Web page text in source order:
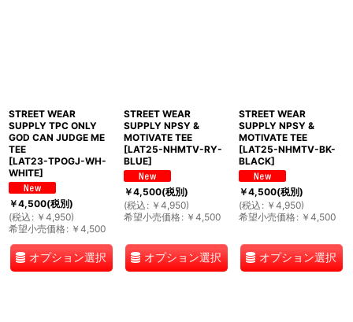
STREET WEAR
SUPPLY TPC ONLY
GOD CAN JUDGE ME
TEE
[LAT23-TPOGJ-WH-
WHITE]
￥4,500(税別)
(税込 : ￥ 4,950)
希望小売価格: ￥ 4,500
オプション選択
STREET WEAR
SUPPLY NPSY &
MOTIVATE TEE
[LAT25-NHMTV-RY-
BLUE]
￥4,500(税別)
(税込 : ￥ 4,950)
希望小売価格: ￥ 4,500
オプション選択
STREET WEAR
SUPPLY NPSY &
MOTIVATE TEE
[LAT25-NHMTV-BK-
BLACK]
￥4,500(税別)
(税込 : ￥ 4,950)
希望小売価格: ￥ 4,500
オプション選択